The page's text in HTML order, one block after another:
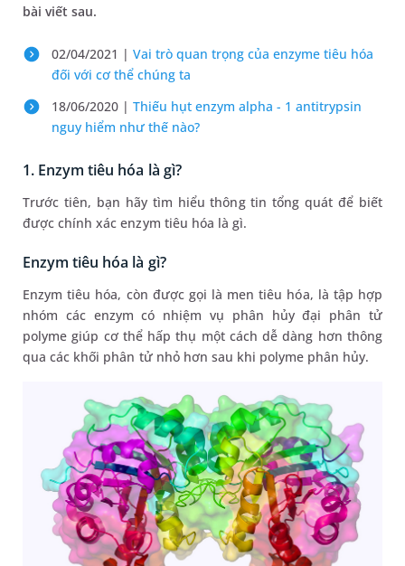
bài viết sau.
02/04/2021 | Vai trò quan trọng của enzyme tiêu hóa
đối với cơ thể chúng ta
18/06/2020 | Thiếu hụt enzym alpha - 1 antitrypsin
nguy hiểm như thế nào?
1. Enzym tiêu hóa là gì?
Trước tiên, bạn hãy tìm hiểu thông tin tổng quát để biết
được chính xác enzym tiêu hóa là gì.
Enzym tiêu hóa là gì?
Enzym tiêu hóa, còn được gọi là men tiêu hóa, là tập hợp
nhóm các enzym có nhiệm vụ phân hủy đại phân tử
polyme giúp cơ thể hấp thụ một cách dễ dàng hơn thông
qua các khối phân tử nhỏ hơn sau khi polyme phân hủy.